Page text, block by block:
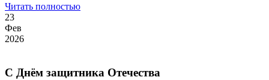
Читать полностью
23
Фев
2026
С Днём защитника Отечества